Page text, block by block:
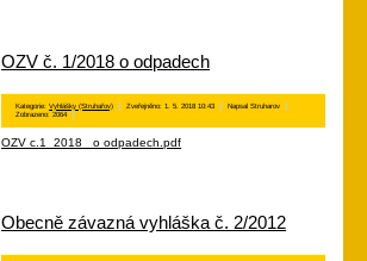
OZV č. 1/2018 o odpadech
Kategorie:Vyhlášky (Struhařov) Zveřejněno: 1. 5. 2018 10:43
Napsal Struharov
Zobrazeno: 2064
OZV c.1_2018_ o odpadech.pdf
Obecně závazná vyhláška č. 2/2012